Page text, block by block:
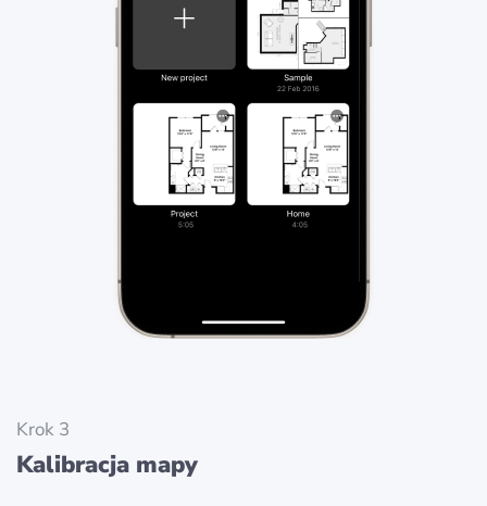
Krok 3
Kalibracja mapy